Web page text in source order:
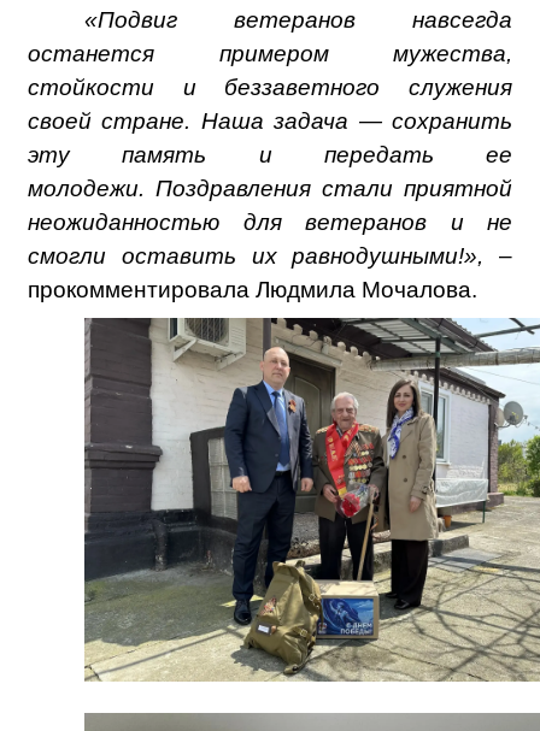
«Подвиг ветеранов навсегда
останется примером мужества,
стойкости и беззаветного служения
своей стране. Наша задача — сохранить
эту память и передать ее
молодежи. Поздравления стали приятной
неожиданностью для ветеранов и не
смогли оставить их равнодушными!»,
–
прокомментировала Людмила Мочалова.